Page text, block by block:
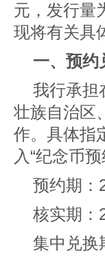
元，发行量
现将有关具
一、预约
我行承担
壮族自治区
作。具体指
入“纪念币
预约期：
核实期：
集中兑换